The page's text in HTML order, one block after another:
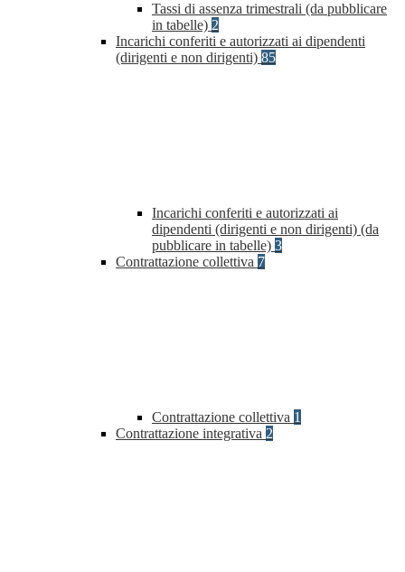
Tassi di assenza trimestrali (da pubblicare
in tabelle) 2
Incarichi conferiti e autorizzati ai dipendenti
(dirigenti e non dirigenti) 85
Incarichi conferiti e autorizzati ai
dipendenti (dirigenti e non dirigenti) (da
pubblicare in tabelle) 3
Contrattazione collettiva 7
Contrattazione collettiva 1
Contrattazione integrativa 2